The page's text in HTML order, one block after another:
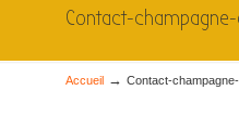
Contact-
Accueil →Contact-